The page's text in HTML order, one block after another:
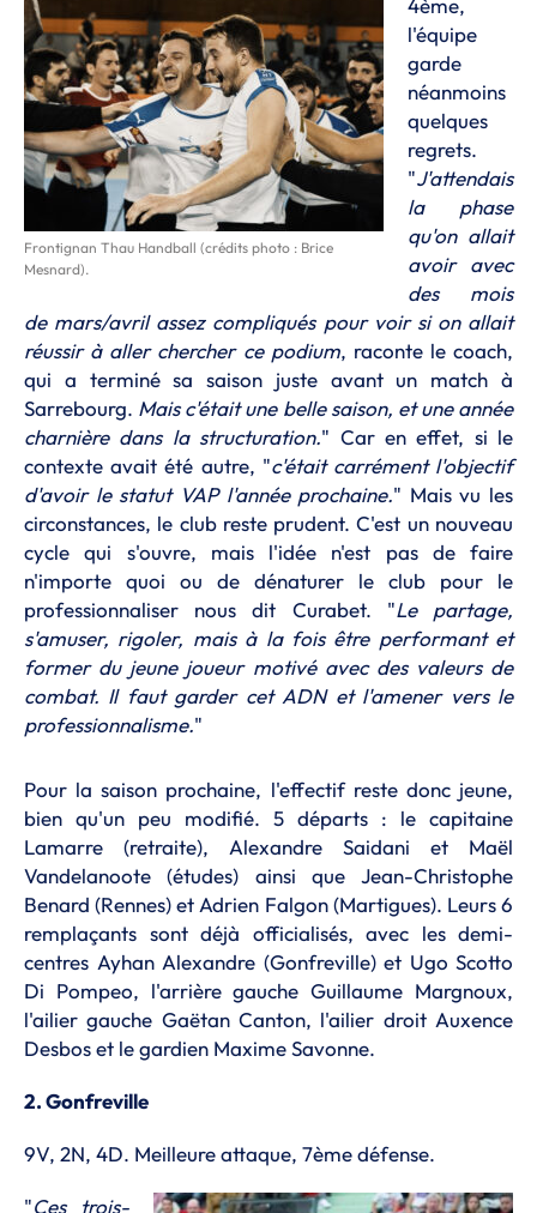
Frontignan Thau Handball (crédits photo : Brice
Mesnard).
4ème,
l'équipe
garde
néanmoins
quelques
regrets.
"J'attendais
la phase
qu'on allait
avoir avec
des mois
de mars/avril assez compliqués pour voir si on allait
réussir à aller chercher ce podium, raconte le coach,
qui a terminé sa saison juste avant un match à
Sarrebourg. Mais c'était une belle saison, et une année
charnière dans la structuration." Car en effet, si le
contexte avait été autre, "c'était carrément l'objectif
d'avoir le statut VAP l'année prochaine." Mais vu les
circonstances, le club reste prudent. C'est un nouveau
cycle qui s'ouvre, mais l'idée n'est pas de faire
n'importe quoi ou de dénaturer le club pour le
professionnaliser nous dit Curabet. "Le partage,
s'amuser, rigoler, mais à la fois être performant et
former du jeune joueur motivé avec des valeurs de
combat. Il faut garder cet ADN et l'amener vers le
professionnalisme."
Pour la saison prochaine, l'effectif reste donc jeune,
bien qu'un peu modifié. 5 départs : le capitaine
Lamarre (retraite), Alexandre Saidani et Maël
Vandelanoote (études) ainsi que Jean-Christophe
Benard (Rennes) et Adrien Falgon (Martigues). Leurs 6
remplaçants sont déjà officialisés, avec les demi-
centres Ayhan Alexandre (Gonfreville) et Ugo Scotto
Di Pompeo, l'arrière gauche Guillaume Margnoux,
l'ailier gauche Gaëtan Canton, l'ailier droit Auxence
Desbos et le gardien Maxime Savonne.
2. Gonfreville
9V, 2N, 4D. Meilleure attaque, 7ème défense.
"Ces trois-